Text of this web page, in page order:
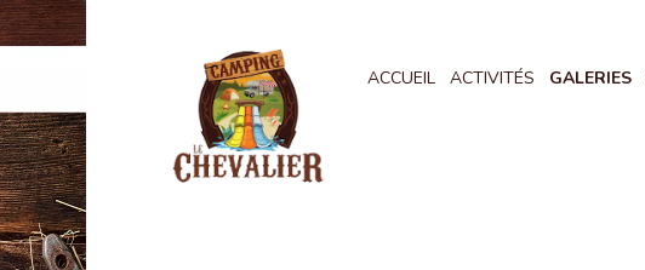
ACCUEIL ACTIVITÉS GALERIES